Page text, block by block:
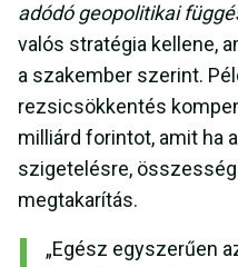
adódó geopolitikai
valós stratégia kellene,
a szakember szerint.
rezsicsökkentés
milliárd forintot, amit ha
szigetelésre,
megtakarítás.
„Egész egyszerűen